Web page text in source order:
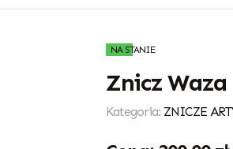
NA STANIE
Znicz
Kategoria: ZNICZE